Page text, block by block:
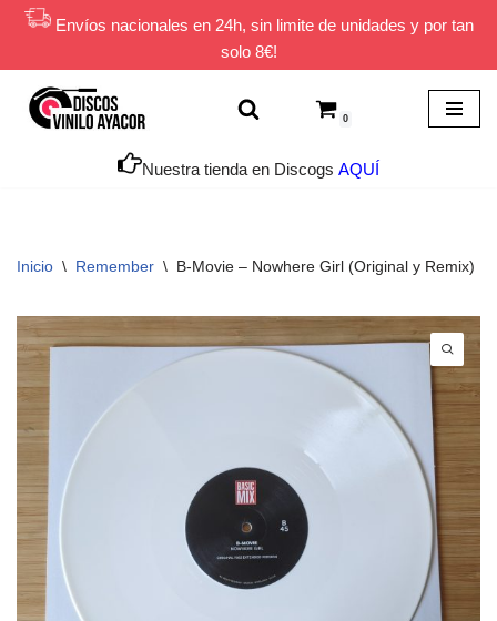
contenido
Envíos nacionales en 24h, sin limite de unidades y por tan
solo 8€!
0
Nuestra tienda en Discogs AQUÍ
Inicio \ Remember \ B-Movie – Nowhere Girl (Original y Remix)